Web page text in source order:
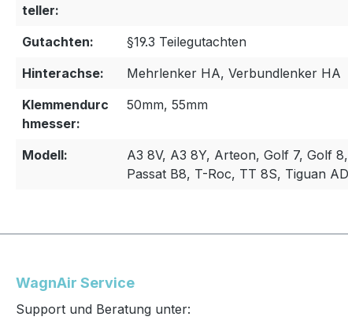
teller:
Gutachten:
§19.3 Teilegutachten
Hinterachse:
Mehrlenker HA, Verbundlenker HA
Klemmendurc
hmesser:
50mm, 55mm
Modell:
A3 8V, A3 8Y, Arteon, Golf 7, Golf
Passat B8, T-Roc, TT 8S, Tiguan AD
WagnAir Service
Support und Beratung unter: